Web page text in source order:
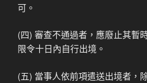
可。
(四) 審查不通過者，應廢止其暫
限令十日內自行出境。
(五) 當事人依前項遣送出境者，